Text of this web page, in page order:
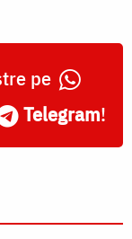
pe
Telegram!